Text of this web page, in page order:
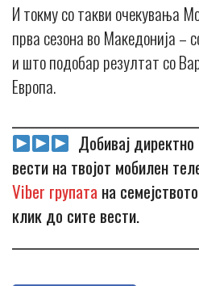
И токму со такви очекувања
прва сезона во Македонија –
и што подобар резултат со
Европа.
Добивај
вести на твојот мобилен
Viber групата на
клик до сите вести.